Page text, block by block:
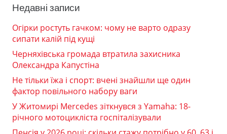
Недавні записи
Огірки ростуть гачком: чому не варто одразу
сипати калій під кущі
Черняхівська громада втратила захисника
Олександра Капустіна
Не тільки їжа і спорт: вчені знайшли ще один
фактор повільного набору ваги
У Житомирі Mercedes зіткнувся з Yamaha: 18-
річного мотоцикліста госпіталізували